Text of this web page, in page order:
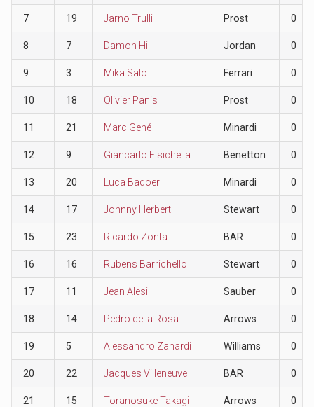
7 19 Jarno Trulli Prost 0
8 7 Damon Hill Jordan 0
9 3 Mika Salo Ferrari 0
10 18 Olivier Panis Prost 0
11 21 Marc Gené Minardi 0
12 9 Giancarlo Fisichella Benetton 0
13 20 Luca Badoer Minardi 0
14 17 Johnny Herbert Stewart 0
15 23 Ricardo Zonta BAR 0
16 16 Rubens Barrichello Stewart 0
17 11 Jean Alesi Sauber 0
18 14 Pedro de la Rosa Arrows 0
19 5 Alessandro Zanardi Williams 0
20 22 Jacques Villeneuve BAR 0
21 15 Toranosuke Takagi Arrows 0